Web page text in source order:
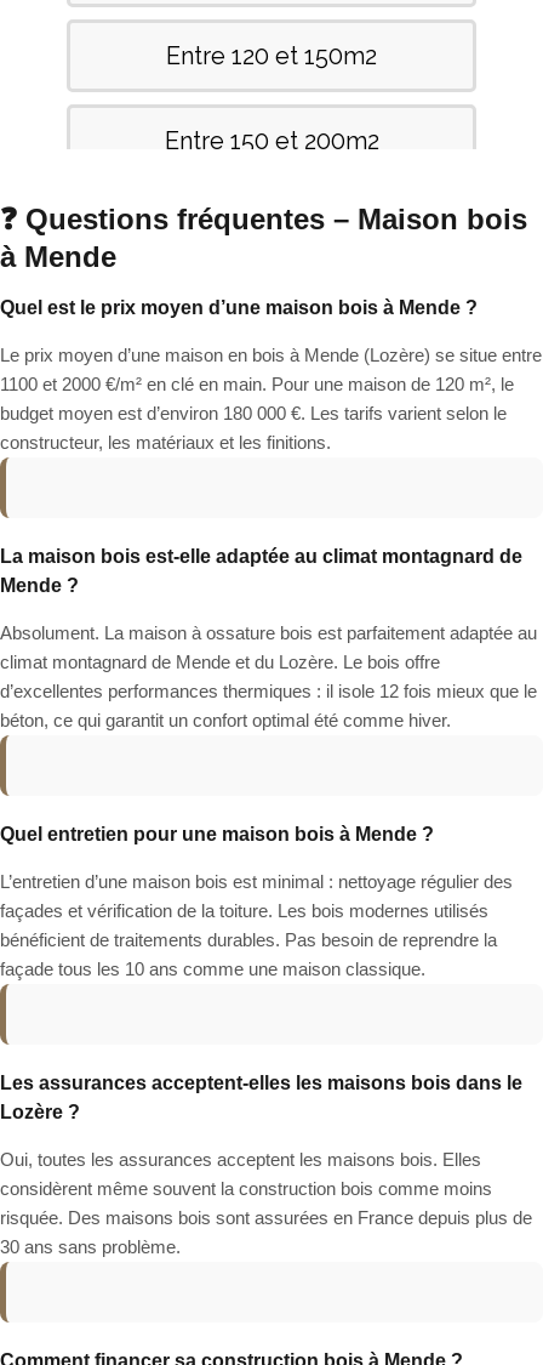
❓ Questions fréquentes – Maison bois
à Mende
Quel est le prix moyen d’une maison bois à Mende ?
Le prix moyen d’une maison en bois à Mende (Lozère) se situe entre
1100 et 2000 €/m² en clé en main. Pour une maison de 120 m², le
budget moyen est d’environ 180 000 €. Les tarifs varient selon le
constructeur, les matériaux et les finitions.
La maison bois est-elle adaptée au climat montagnard de
Mende ?
Absolument. La maison à ossature bois est parfaitement adaptée au
climat montagnard de Mende et du Lozère. Le bois offre
d’excellentes performances thermiques : il isole 12 fois mieux que le
béton, ce qui garantit un confort optimal été comme hiver.
Quel entretien pour une maison bois à Mende ?
L’entretien d’une maison bois est minimal : nettoyage régulier des
façades et vérification de la toiture. Les bois modernes utilisés
bénéficient de traitements durables. Pas besoin de reprendre la
façade tous les 10 ans comme une maison classique.
Les assurances acceptent-elles les maisons bois dans le
Lozère ?
Oui, toutes les assurances acceptent les maisons bois. Elles
considèrent même souvent la construction bois comme moins
risquée. Des maisons bois sont assurées en France depuis plus de
30 ans sans problème.
Comment financer sa construction bois à Mende ?